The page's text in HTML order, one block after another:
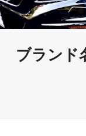
ブランド